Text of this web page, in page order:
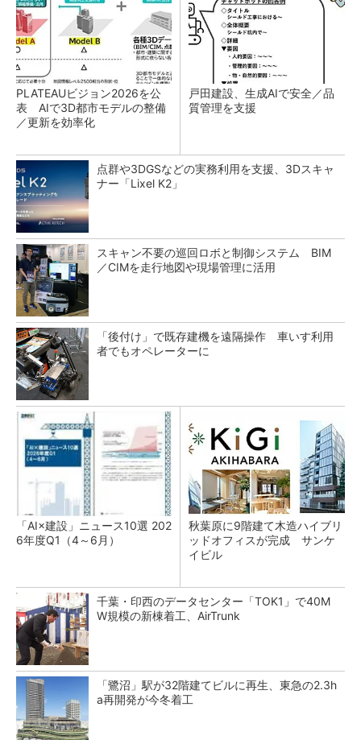
PLATEAUビジョン2026を公
表 AIで3D都市モデルの整備
／更新を効率化
戸田建設、生成AIで安全／品
質管理を支援
点群や3DGSなどの実務利用を支援、3Dスキャ
ナー「Lixel K2」
スキャン不要の巡回ロボと制御システム BIM
／CIMを走行地図や現場管理に活用
「後付け」で既存建機を遠隔操作 車いす利用
者でもオペレーターに
「AI×建設」ニュース10選 202
6年度Q1（4～6月）
秋葉原に9階建て木造ハイブリ
ッドオフィスが完成 サンケ
イビル
千葉・印西のデータセンター「TOK1」で40M
W規模の新棟着工、AirTrunk
「鷺沼」駅が32階建てビルに再生、東急の2.3h
a再開発が今冬着工